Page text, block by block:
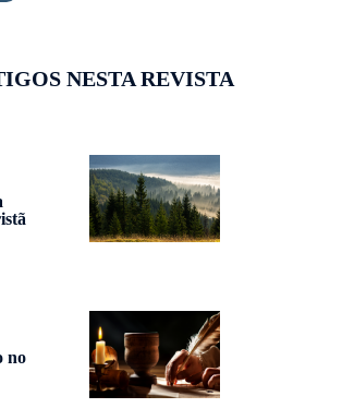
NESTA REVISTA
no